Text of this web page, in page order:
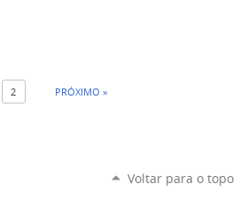
2 PRÓXIMO »
Voltar para o topo